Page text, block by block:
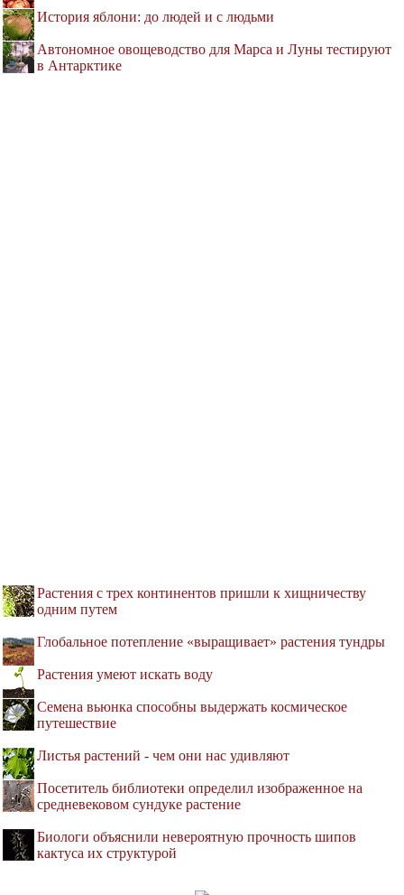
История яблони: до людей и с людьми
Автономное овощеводство для Марса и Луны тестируют
в Антарктике
Растения с трех континентов пришли к хищничеству
одним путем
Глобальное потепление «выращивает» растения тундры
Растения умеют искать воду
Семена вьюнка способны выдержать космическое
путешествие
Листья растений - чем они нас удивляют
Посетитель библиотеки определил изображенное на
средневековом сундуке растение
Биологи объяснили невероятную прочность шипов
кактуса их структурой